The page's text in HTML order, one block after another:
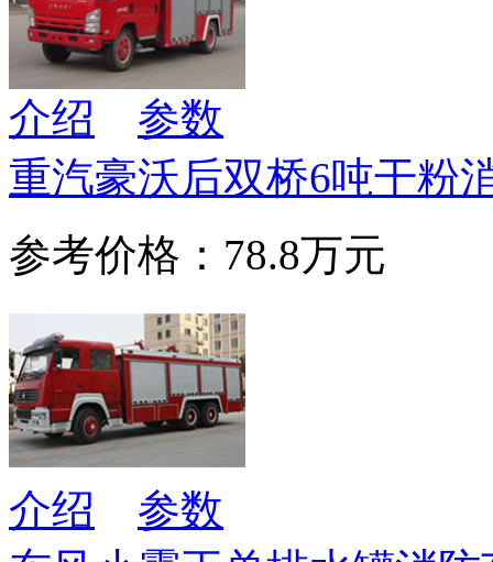
介绍
参数
重汽豪沃后双桥6吨干粉
参考价格：78.8万元
介绍
参数